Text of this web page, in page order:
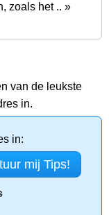
zoals het .. »
van de leukste
in.
in: